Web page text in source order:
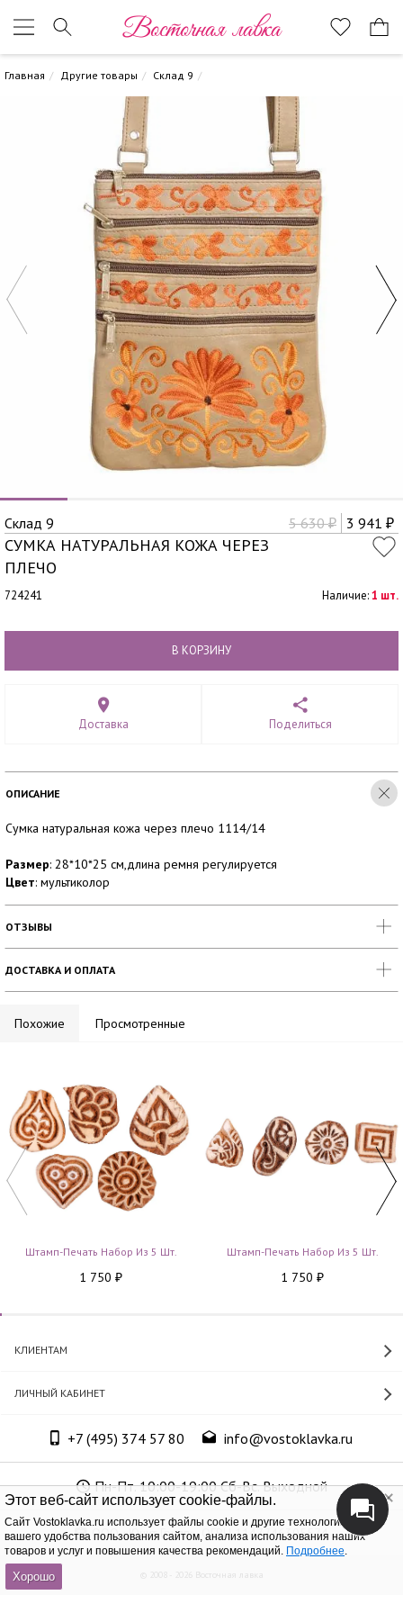
Этот веб-сайт использует cookie-файлы.
Cайт Vostoklavka.ru использует файлы cookie и другие технологии для
вашего удобства пользования сайтом, анализа использования наших
товаров и услуг и повышения качества рекомендаций. Подробнее.
Хорошо
Восточная лавка
Главная Другие товары Склад 9
Склад 9 5 630₽ 3 941 ₽
СУМКА НАТУРАЛЬНАЯ КОЖА ЧЕРЕЗ
ПЛЕЧО
724241 Наличие:1 шт.
В КОРЗИНУ
Доставка Поделиться
ОПИСАНИЕ
Сумка натуральная кожа через плечо 1114/14
Размер: 28*10*25 см,длина ремня регулируется
Цвет: мультиколор
ОТЗЫВЫ
ДОСТАВКА И ОПЛАТА
Похожие Просмотренные
Штамп-Печать Набор Из 5 Шт.
1 750 ₽
Штамп-Печать Набор Из 5 Шт.
1 750 ₽
КЛИЕНТАМ
ЛИЧНЫЙ КАБИНЕТ
+7 (495) 374 57 80 info@vostoklavka.ru
Пн-Пт. 10:00-19:00 Сб-Вс. Выходной
ООО «Юнит Групп», ОГРН 1147746305574